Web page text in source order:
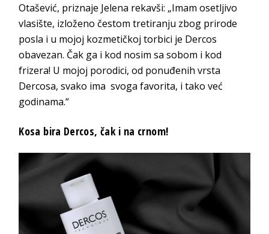
Otašević, priznaje Jelena rekavši: „Imam osetljivo
vlasište, izloženo čestom tretiranju zbog prirode
posla i u mojoj kozmetičkoj torbici je Dercos
obavezan. Čak ga i kod nosim sa sobom i kod
frizera! U mojoj porodici, od ponuđenih vrsta
Dercosa, svako ima svoga favorita, i tako već
godinama.“
Kosa bira Dercos, čak i na crnom!